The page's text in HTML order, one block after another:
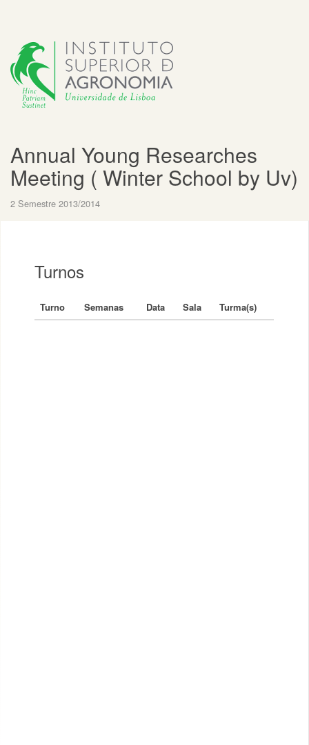
Annual Young Researches
Meeting ( Winter School by Uv)
2 Semestre 2013/2014
Turnos
Turno Semanas Data Sala Turma(s)